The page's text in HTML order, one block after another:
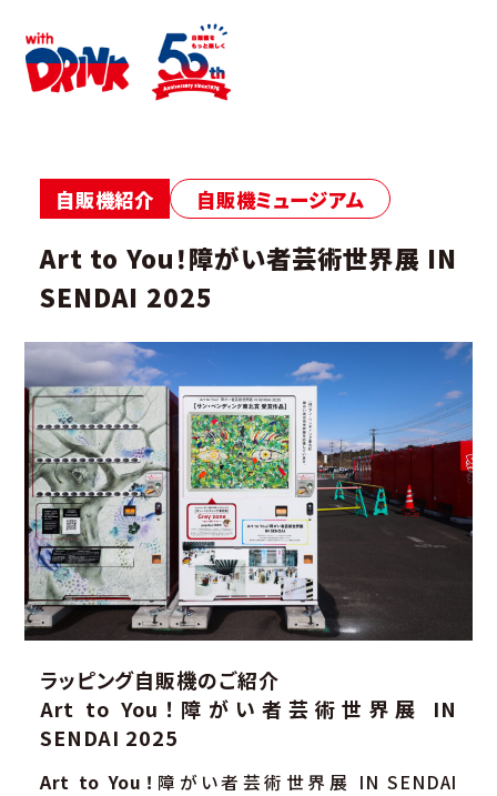
自販機紹介 自販機ミュージアム
Art to You！障がい者芸術世界展 IN
SENDAI 2025
ラッピング自販機のご紹介
Art to You！障がい者芸術世界展 IN
SENDAI 2025
Art to You！ 障がい者芸術世界展 IN SENDAI